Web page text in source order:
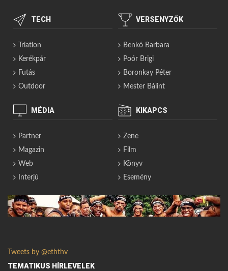
TECH
Triatlon
Kerékpár
Futás
Outdoor
VERSENYZŐK
Benkó Barbara
Poór Brigi
Boronkay Péter
Mester Bálint
MÉDIA
Partner
Magazin
Web
Interjú
KIKAPCS
Zene
Film
Könyv
Esemény
Tweets by @eththv
TEMATIKUS HÍRLEVELEK